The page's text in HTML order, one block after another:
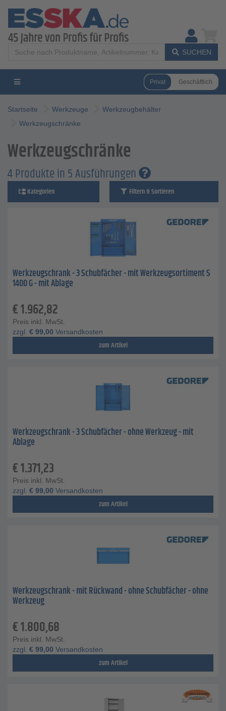
SUCHEN
Privat Geschäftlich
Startseite Werkzeuge
Werkzeugbehälter
Werkzeugschränke
Werkzeugschränke
4 Produkte in 5 Ausführungen
Kategorien Filtern & Sortieren
Werkzeugschrank - 3 Schubfächer - mit Werkzeugsortiment S
1400 G - mit Ablage
€1.962,82
Preis inkl. MwSt.
zzgl. € 99,00 Versandkosten
zum Artikel
Werkzeugschrank - 3 Schubfächer - ohne Werkzeug - mit
Ablage
€1.371,23
Preis inkl. MwSt.
zzgl. € 99,00 Versandkosten
zum Artikel
Werkzeugschrank - mit Rückwand - ohne Schubfächer - ohne
Werkzeug
€1.800,68
Preis inkl. MwSt.
zzgl. € 99,00 Versandkosten
zum Artikel